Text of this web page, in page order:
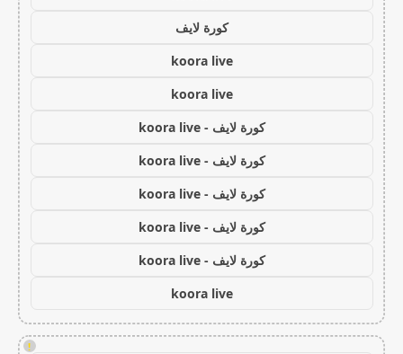
كورة لايف
koora live
koora live
كورة لايف - koora live
كورة لايف - koora live
كورة لايف - koora live
كورة لايف - koora live
كورة لايف - koora live
koora live
!